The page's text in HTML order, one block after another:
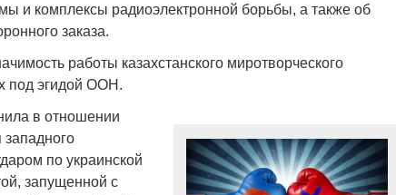
и комплексы радиоэлектронной борьбы, а также об
заказа.
работы казахстанского миротворческого
под эгидой ООН.
в отношении
западного
по украинской
запущенной с
Война Миров. Трамп разгромил
Сороса